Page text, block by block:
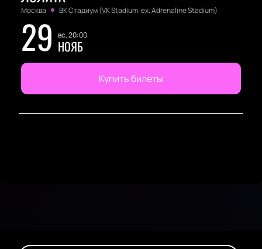
Москва ВК Стадиум (VK Stadium. ex. Adrenaline Stadium)
29 вс, 20:00
НОЯБ
Купить билеты